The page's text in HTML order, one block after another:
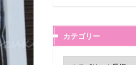
カテゴリー